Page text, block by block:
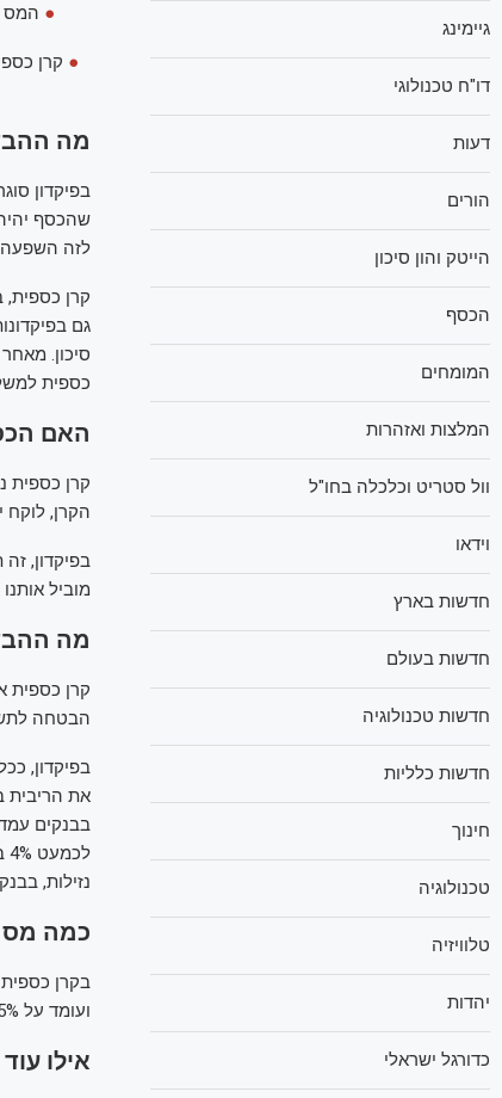
● המס על
●
מה
בפיקדון
שהכסף
לזה השפעה
קרן כספית,
גם
סיכון.
כספית
האם
קרן כספית
הקרן, לוקח
בפיקדון,
מוביל
מה
הבטחה
בפיקדון,
את הריבית
נזילות,
כמה מס
ועומד על 15%.
אילו
גיימינג
דו"ח טכנולוגי
דעות
הורים
הייטק והון סיכון
הכסף
המומחים
המלצות ואזהרות
וול סטריט וכלכלה בחו"ל
וידאו
חדשות בארץ
חדשות בעולם
חדשות טכנולוגיה
חדשות כלליות
חינוך
טכנולוגיה
טלוויזיה
יהדות
כדורגל ישראלי